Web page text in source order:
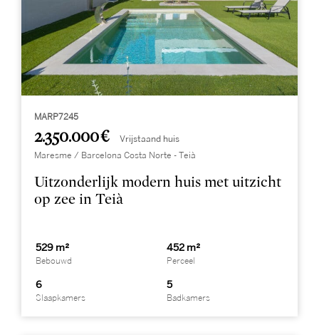
MARP7245
2.350.000 € Vrijstaand huis
Maresme / Barcelona Costa Norte - Teià
Uitzonderlijk modern huis met uitzicht
op zee in Teià
529 m²
Bebouwd
452 m²
Perceel
6
Slaapkamers
5
Badkamers